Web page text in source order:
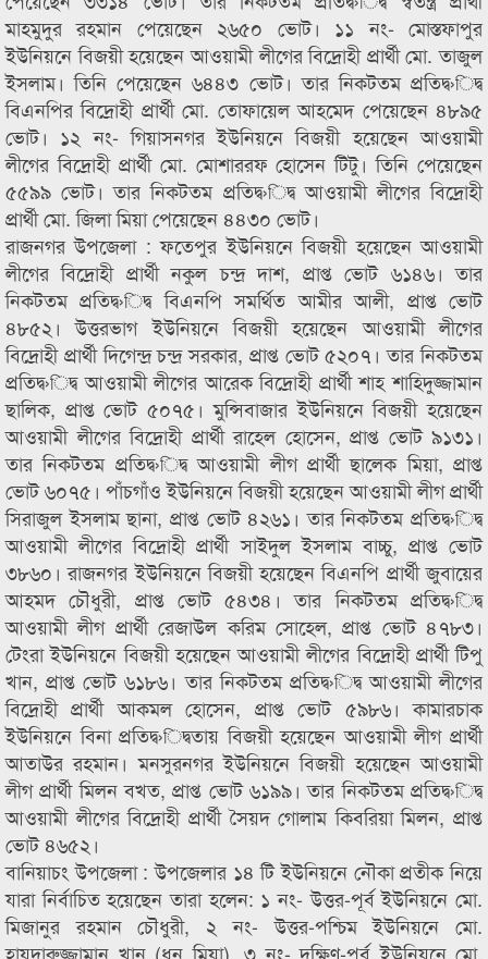
মাহমুদুর রহমান পেয়েছেন ২৬৫০ ভোট। ১১ নং- মোস্তফাপুর
ইউনিয়নে বিজয়ী হয়েছেন আওয়ামী লীগের বিদ্রোহী প্রার্থী মো. তাজুল
ইসলাম। তিনি পেয়েছেন ৬৪৪৩ ভোট। তার নিকটতম প্রতিদ্ব›িদ্ব
বিএনপির বিদ্রোহী প্রার্থী মো. তোফায়েল আহমেদ পেয়েছেন ৪৮৯৫
ভোট। ১২ নং- গিয়াসনগর ইউনিয়নে বিজয়ী হয়েছেন আওয়ামী
লীগের বিদ্রোহী প্রার্থী মো. মোশাররফ হোসেন টিটু। তিনি পেয়েছেন
৫৫৯৯ ভোট। তার নিকটতম প্রতিদ্ব›িদ্ব আওয়ামী লীগের বিদ্রোহী
প্রার্থী মো. জিলা মিয়া পেয়েছেন ৪৪৩০ ভোট।
রাজনগর উপজেলা : ফতেপুর ইউনিয়নে বিজয়ী হয়েছেন আওয়ামী
লীগের বিদ্রোহী প্রার্থী নকুল চন্দ্র দাশ, প্রাপ্ত ভোট ৬১৪৬। তার
নিকটতম প্রতিদ্ব›িদ্ব বিএনপি সমর্থিত আমীর আলী, প্রাপ্ত ভোট
৪৮৫২। উত্তরভাগ ইউনিয়নে বিজয়ী হয়েছেন আওয়ামী লীগের
বিদ্রোহী প্রার্থী দিগেন্দ্র চন্দ্র সরকার, প্রাপ্ত ভোট ৫২০৭। তার নিকটতম
প্রতিদ্ব›িদ্ব আওয়ামী লীগের আরেক বিদ্রোহী প্রার্থী শাহ শাহিদুজ্জামান
ছালিক, প্রাপ্ত ভোট ৫০৭৫। মুন্সিবাজার ইউনিয়নে বিজয়ী হয়েছেন
আওয়ামী লীগের বিদ্রোহী প্রার্থী রাহেল হোসেন, প্রাপ্ত ভোট ৯১৩১।
তার নিকটতম প্রতিদ্ব›িদ্ব আওয়ামী লীগ প্রার্থী ছালেক মিয়া, প্রাপ্ত
ভোট ৬০৭৫। পাঁচগাঁও ইউনিয়নে বিজয়ী হয়েছেন আওয়ামী লীগ প্রার্থী
সিরাজুল ইসলাম ছানা, প্রাপ্ত ভোট ৪২৬১। তার নিকটতম প্রতিদ্ব›িদ্ব
আওয়ামী লীগের বিদ্রোহী প্রার্থী সাইদুল ইসলাম বাচ্চু, প্রাপ্ত ভোট
৩৮৬০। রাজনগর ইউনিয়নে বিজয়ী হয়েছেন বিএনপি প্রার্থী জুবায়ের
আহমদ চৌধুরী, প্রাপ্ত ভোট ৫৪৩৪। তার নিকটতম প্রতিদ্ব›িদ্ব
আওয়ামী লীগ প্রার্থী রেজাউল করিম সোহেল, প্রাপ্ত ভোট ৪৭৮৩।
টেংরা ইউনিয়নে বিজয়ী হয়েছেন আওয়ামী লীগের বিদ্রোহী প্রার্থী টিপু
খান, প্রাপ্ত ভোট ৬১৮৬। তার নিকটতম প্রতিদ্ব›িদ্ব আওয়ামী লীগের
বিদ্রোহী প্রার্থী আকমল হোসেন, প্রাপ্ত ভোট ৫৯৮৬। কামারচাক
ইউনিয়নে বিনা প্রতিদ্ব›িদ্বতায় বিজয়ী হয়েছেন আওয়ামী লীগ প্রার্থী
আতাউর রহমান। মনসুরনগর ইউনিয়নে বিজয়ী হয়েছেন আওয়ামী
লীগ প্রার্থী মিলন বখত, প্রাপ্ত ভোট ৬১৯৯। তার নিকটতম প্রতিদ্ব›িদ্ব
আওয়ামী লীগের বিদ্রোহী প্রার্থী সৈয়দ গোলাম কিবরিয়া মিলন, প্রাপ্ত
ভোট ৪৬৫২।
বানিয়াচং উপজেলা : উপজেলার ১৪ টি ইউনিয়নে নৌকা প্রতীক নিয়ে
যারা নির্বাচিত হয়েছেন তারা হলেন: ১ নং- উত্তর-পূর্ব ইউনিয়নে মো.
মিজানুর রহমান চৌধুরী, ২ নং- উত্তর-পশ্চিম ইউনিয়নে মো.
হায়দারুজ্জামান খান (ধন মিয়া), ৩ নং- দক্ষিণ-পূর্ব ইউনিয়নে মো.